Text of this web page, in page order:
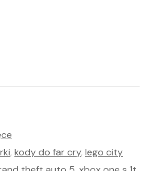
, kody do far cry, lego city